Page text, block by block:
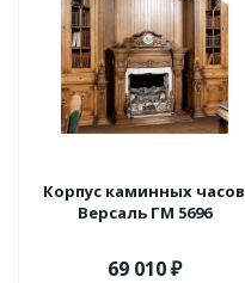
Корпус каминных часов
Версаль ГМ 5696
69 010₽